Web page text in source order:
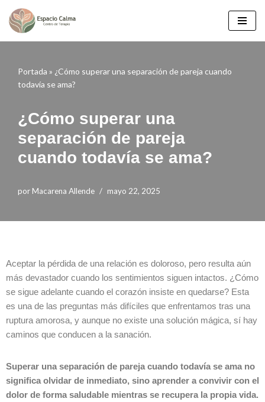
Saltar
Portada » ¿Cómo superar una separación de pareja cuando
todavía se ama?
¿Cómo superar una
separación de pareja
cuando todavía se ama?
por Macarena Allende mayo 22, 2025
Aceptar la pérdida de una relación es doloroso, pero resulta aún
más devastador cuando los sentimientos siguen intactos. ¿Cómo
se sigue adelante cuando el corazón insiste en quedarse? Esta
es una de las preguntas más difíciles que enfrentamos tras una
ruptura amorosa, y aunque no existe una solución mágica, sí hay
caminos que conducen a la sanación.
Superar una separación de pareja cuando todavía se ama no
significa olvidar de inmediato, sino aprender a convivir con el
dolor de forma saludable mientras se recupera la propia vida.